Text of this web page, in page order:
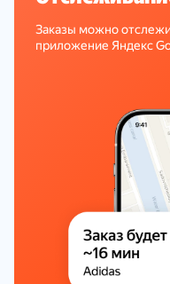
Заказы можно
приложение Яндекс